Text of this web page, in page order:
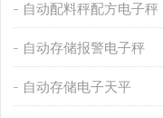
自动配料秤配方电子秤
自动存储报警电子秤
自动存储电子天平